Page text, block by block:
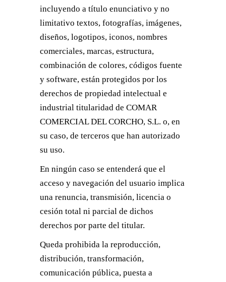
incluyendo a título enunciativo y no
limitativo textos, fotografías, imágenes,
diseños, logotipos, iconos, nombres
comerciales, marcas, estructura,
combinación de colores, códigos fuente
y software, están protegidos por los
derechos de propiedad intelectual e
industrial titularidad de COMAR
COMERCIAL DEL CORCHO, S.L. o, en
su caso, de terceros que han autorizado
su uso.
En ningún caso se entenderá que el
acceso y navegación del usuario implica
una renuncia, transmisión, licencia o
cesión total ni parcial de dichos
derechos por parte del titular.
Queda prohibida la reproducción,
distribución, transformación,
comunicación pública, puesta a